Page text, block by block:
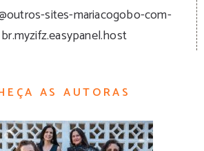
sites-mariacogobo-com-
br.myzifz.easypanel.host
AS AUTORAS